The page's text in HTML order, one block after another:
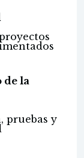
de la
pruebas y